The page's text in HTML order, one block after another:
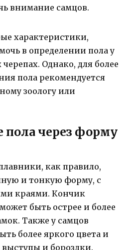
внимание самцов.
характеристики,
в определении пола у
Однако, для более
пола рекомендуется
зоологу или
пола через форму
как правило,
и тонкую форму, с
краями. Кончик
быть острее и более
Также у самцов
более яркого цвета и
выступы и бороздки.